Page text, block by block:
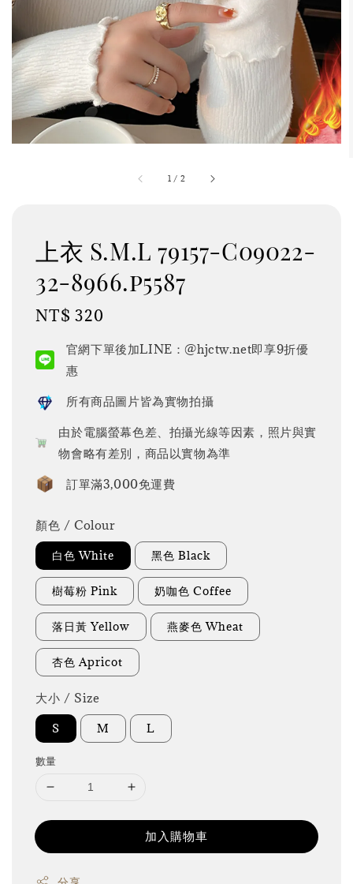
1 / 2
上衣 S.M.L 79157-C09022-
32-8966.p5587
Regular
NT$ 320
官網下單後加LINE：@hjctw.net即享9折優
惠
所有商品圖片皆為實物拍攝
由於電腦螢幕色差、拍攝光線等因素，照片與實
物會略有差別，商品以實物為準
訂單滿3,000免運費
顏色 / Colour
白色 White 黑色 Black
樹莓粉 Pink 奶咖色 Coffee
落日黃 Yellow 燕麥色 Wheat
杏色 Apricot
大小 / Size
S M L
數量
加入購物車